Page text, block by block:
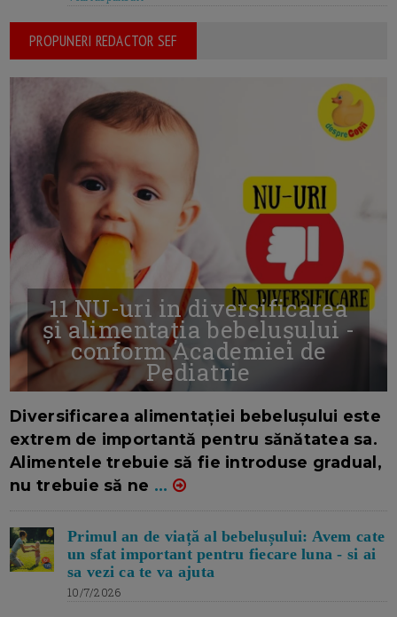
PROPUNERI REDACTOR SEF
11 NU-uri in diversificarea
și alimentația bebelușului -
conform Academiei de
Pediatrie
Diversificarea alimentației bebelușului este
extrem de importantă pentru sănătatea sa.
Alimentele trebuie să fie introduse gradual,
nu trebuie să ne ...
Primul an de viață al bebelușului: Avem cate
un sfat important pentru fiecare luna - si ai
sa vezi ca te va ajuta
10/7/2026